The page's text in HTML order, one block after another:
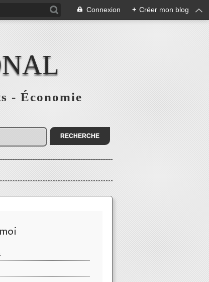
Connexion + Créer mon blog
- Économie